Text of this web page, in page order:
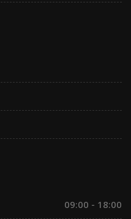
09:00 - 18:00